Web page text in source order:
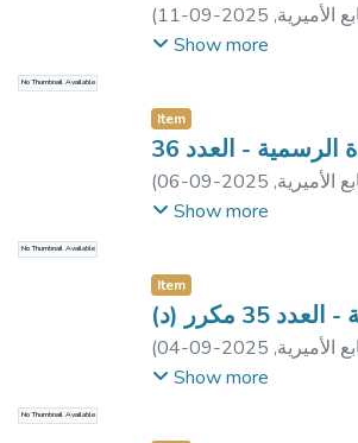
No Thumbnail Available
( الأميرية,
2025-09-11
رئيس مجلس الوزراء
Show more
No Thumbnail Available
Item
الرسمية - العدد 36
( الأميرية,
2025-09-06
رئيس مجلس الوزراء
Show more
No Thumbnail Available
Item
35 مكرر (د)
( الأميرية,
2025-09-04
رئيس مجلس الوزراء
Show more